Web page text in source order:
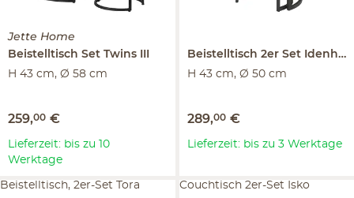
Jette Home
Beistelltisch Set Twins III
H 43 cm, Ø 58 cm
259,00 €
Lieferzeit: bis zu 10
Werktage
Beistelltisch 2er Set Idenheim
H 43 cm, Ø 50 cm
289,00 €
Lieferzeit: bis zu 3 Werktage
Beistelltisch, 2er-Set Tora Couchtisch 2er-Set Isko